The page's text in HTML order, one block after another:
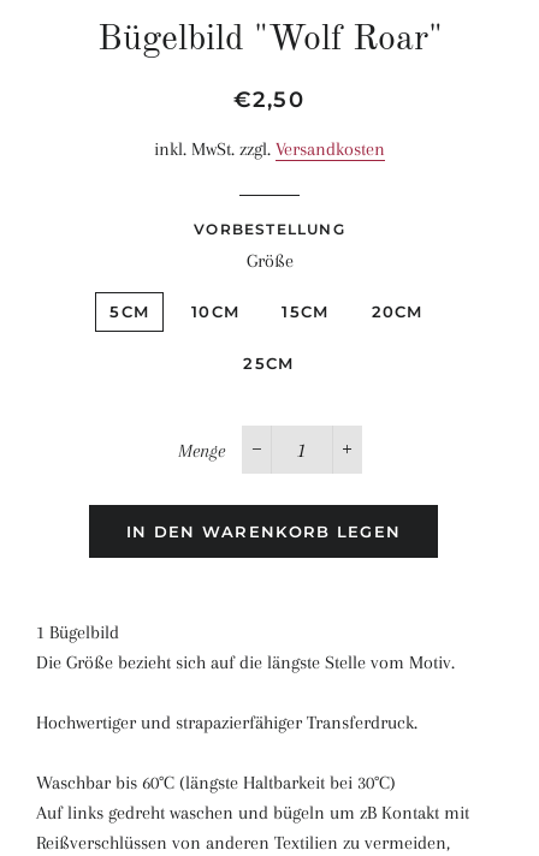
Bügelbild "Wolf Roar"
Normaler
Sonderpreis
€2,50
inkl. MwSt. zzgl. Versandkosten
VORBESTELLUNG
Größe
5CM 10CM 15CM 20CM
25CM
Menge
−
+
IN DEN WARENKORB LEGEN
1 Bügelbild
Die Größe bezieht sich auf die längste Stelle vom Motiv.
Hochwertiger und strapazierfähiger Transferdruck.
Waschbar bis 60°C (längste Haltbarkeit bei 30°C)
Auf links gedreht waschen und bügeln um zB Kontakt mit
Reißverschlüssen von anderen Textilien zu vermeiden,